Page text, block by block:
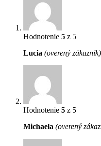
Hodnotenie 5 z 5
Lucia (overený zákazník)
Hodnotenie 5 z 5
Michaela (overený